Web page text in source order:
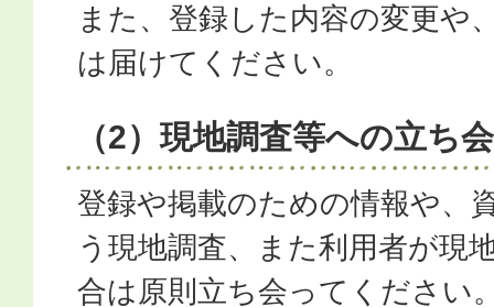
また、登録した内容の変更や
は届けてください。
（2）現地調査等への立ち
登録や掲載のための情報や、
う現地調査、また利用者が現
合は原則立ち会ってください